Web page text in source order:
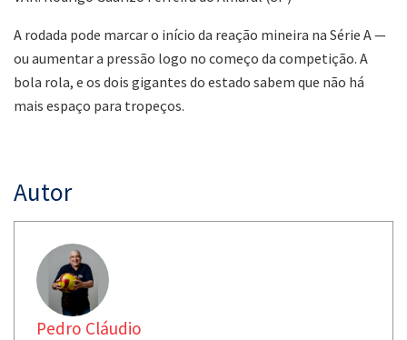
A rodada pode marcar o início da reação mineira na Série A —
ou aumentar a pressão logo no começo da competição. A
bola rola, e os dois gigantes do estado sabem que não há
mais espaço para tropeços.
Autor
Pedro Cláudio